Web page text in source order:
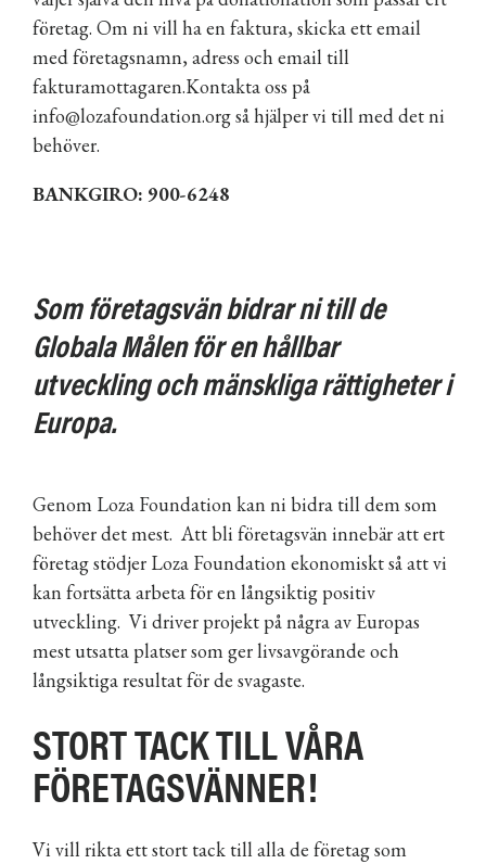
företag. Om ni vill ha en faktura, skicka ett email
med företagsnamn, adress och email till
fakturamottagaren.Kontakta oss på
info@lozafoundation.orgså hjälper vi till med det ni
behöver.
BANKGIRO: 900-6248
Som företagsvän bidrar ni till de
Globala Målen för en hållbar
utveckling och mänskliga rättigheter i
Europa.
Genom Loza Foundation kan ni bidra till dem som
behöver det mest. Att bli företagsvän innebär att ert
företag stödjer Loza Foundation ekonomiskt så att vi
kan fortsätta arbeta för en långsiktig positiv
utveckling. Vi driver projekt på några av Europas
mest utsatta platser som ger livsavgörande och
långsiktiga resultat för de svagaste.
STORT TACK TILL VÅRA
FÖRETAGSVÄNNER!
Vi vill rikta ett stort tack till alla de företag som